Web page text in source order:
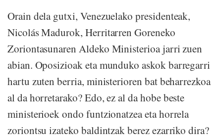
Orain dela gutxi, Venezuelako presidenteak,
Nicolás Madurok, Herritarren Goreneko
Zoriontasunaren Aldeko Ministerioa jarri zuen
abian. Oposizioak eta munduko askok barregarri
hartu zuten berria, ministerioren bat beharrezkoa
al da horretarako? Edo, ez al da hobe beste
ministerioek ondo funtzionatzea eta horrela
zoriontsu izateko baldintzak berez ezarriko dira?